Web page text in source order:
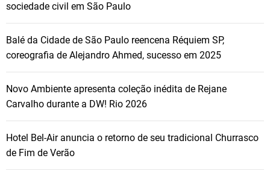
sociedade civil em São Paulo
Balé da Cidade de São Paulo reencena Réquiem SP,
coreografia de Alejandro Ahmed, sucesso em 2025
Novo Ambiente apresenta coleção inédita de Rejane
Carvalho durante a DW! Rio 2026
Hotel Bel-Air anuncia o retorno de seu tradicional Churrasco
de Fim de Verão